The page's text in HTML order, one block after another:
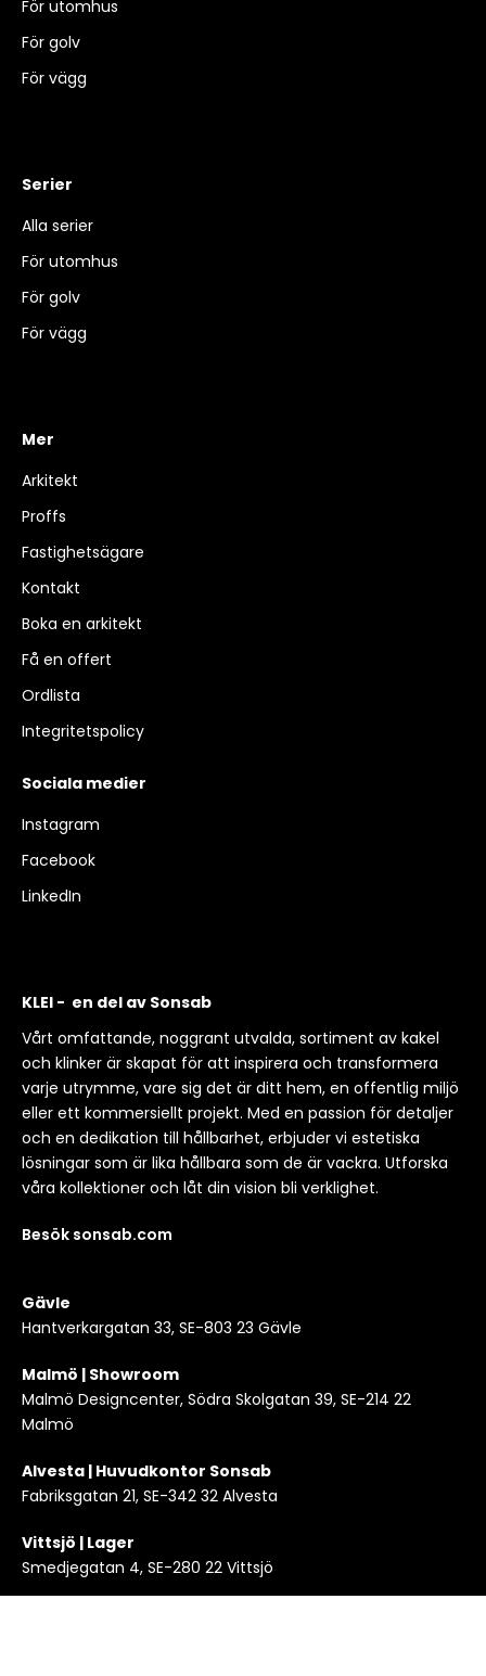
För utomhus
För golv
För vägg
Serier
Alla serier
För utomhus
För golv
För vägg
Mer
Arkitekt
Proffs
Fastighetsägare
Kontakt
Boka en arkitekt
Få en offert
Ordlista
Integritetspolicy
Sociala medier
Instagram
Facebook
LinkedIn
KLEI - en del av Sonsab
Vårt omfattande, noggrant utvalda, sortiment av kakel
och klinker är skapat för att inspirera och transformera
varje utrymme, vare sig det är ditt hem, en offentlig miljö
eller ett kommersiellt projekt. Med en passion för detaljer
och en dedikation till hållbarhet, erbjuder vi estetiska
lösningar som är lika hållbara som de är vackra. Utforska
våra kollektioner och låt din vision bli verklighet.
Besök sonsab.com
Gävle
Hantverkargatan 33, SE-803 23 Gävle
Malmö | Showroom
Malmö Designcenter, Södra Skolgatan 39, SE-214 22
Malmö
Alvesta | Huvudkontor Sonsab
Fabriksgatan 21, SE-342 32 Alvesta
Vittsjö | Lager
Smedjegatan 4, SE-280 22 Vittsjö